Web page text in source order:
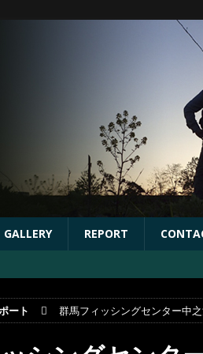
GALLERY REPORT
ート 群馬フィッシングセンター中